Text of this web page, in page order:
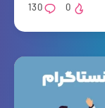
130 0